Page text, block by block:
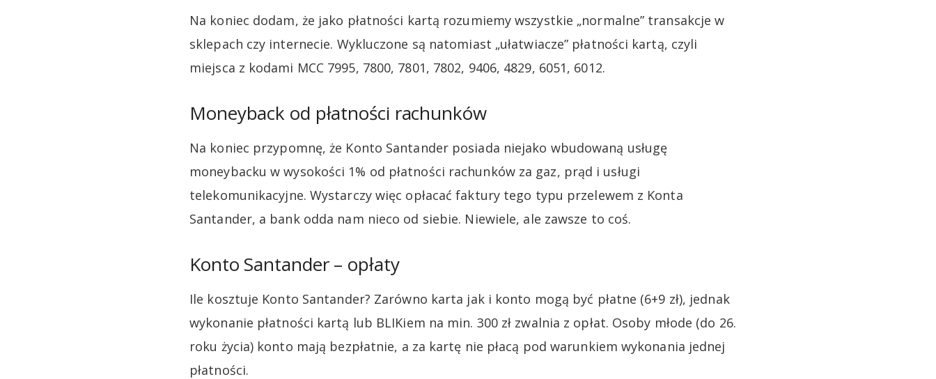
Na koniec dodam, że jako płatności kartą rozumiemy wszystkie „normalne” transakcje w
sklepach czy internecie. Wykluczone są natomiast „ułatwiacze” płatności kartą, czyli
miejsca z kodami MCC 7995, 7800, 7801, 7802, 9406, 4829, 6051, 6012.
Moneyback od płatności rachunków
Na koniec przypomnę, że Konto Santander posiada niejako wbudowaną usługę
moneybacku w wysokości 1% od płatności rachunków za gaz, prąd i usługi
telekomunikacyjne. Wystarczy więc opłacać faktury tego typu przelewem z Konta
Santander, a bank odda nam nieco od siebie. Niewiele, ale zawsze to coś.
Konto Santander – opłaty
Ile kosztuje Konto Santander? Zarówno karta jak i konto mogą być płatne (6+9 zł), jednak
wykonanie płatności kartą lub BLIKiem na min. 300 zł zwalnia z opłat. Osoby młode (do 26.
roku życia) konto mają bezpłatnie, a za kartę nie płacą pod warunkiem wykonania jednej
płatności.